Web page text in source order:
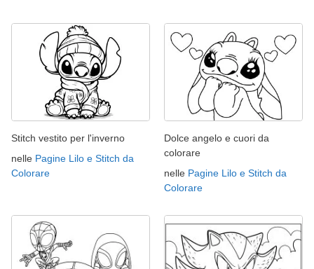
Stitch vestito per l'inverno
nelle Pagine Lilo e Stitch da
Colorare
Dolce angelo e cuori da
colorare
nelle Pagine Lilo e Stitch da
Colorare